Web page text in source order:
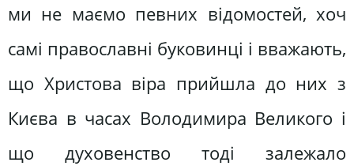
ми не маємо певних відомостей, хоч
самі православні буковинці і вважають,
що Христова віра прийшла до них з
Києва в часах Володимира Великого і
що духовенство тоді залежало